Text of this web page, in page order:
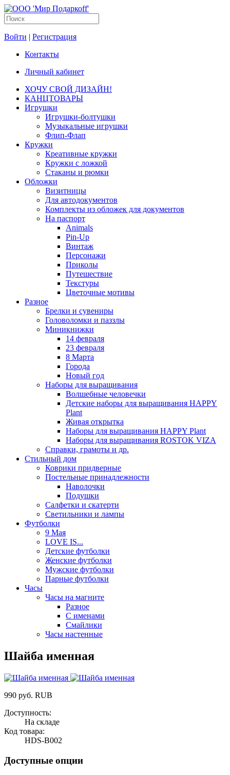
Войти | Регистрация
Контакты
Личный кабинет
ХОЧУ СВОЙ ДИЗАЙН!
КАНЦТОВАРЫ
Игрушки
Игрушки-болтушки
Музыкальные игрушки
Флип-Флап
Кружки
Креативные кружки
Кружки с ложкой
Стаканы и рюмки
Обложки
Визитницы
Для автодокументов
Комплекты из обложек для документов
На паспорт
Animals
Pin-Up
Винтаж
Персонажи
Приколы
Путешествие
Текстуры
Цветочные мотивы
Разное
Брелки и сувениры
Головоломки и паззлы
Миникнижки
14 февраля
23 февраля
8 Марта
Города
Новый год
Наборы для выращивания
Волшебные человечки
Детские наборы для выращивания HAPPY
Plant
Живая открытка
Наборы для выращивания HAPPY Plant
Наборы для выращивания ROSTOK VIZA
Справки, грамоты и др.
Стильный дом
Коврики придверные
Постельные принадлежности
Наволочки
Подушки
Салфетки и скатерти
Светильники и лампы
Футболки
9 Мая
LOVE IS...
Детские футболки
Женские футболки
Мужские футболки
Парные футболки
Часы
Часы на магните
Разное
С именами
Смайлики
Часы настенные
Шайба именная
990 руб. RUB
Доступность:
На складе
Код товара:
HDS-B002
Доступные опции